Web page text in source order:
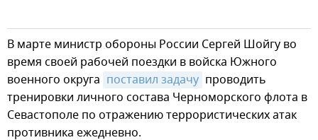
В марте министр обороны России Сергей Шойгу во
время своей рабочей поездки в войска Южного
военного округа поставил задачу проводить
тренировки личного состава Черноморского флота в
Севастополе по отражению террористических атак
противника ежедневно.